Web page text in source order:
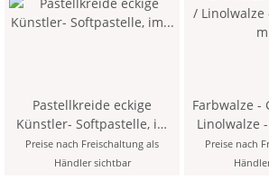
Pastellkreide eckige
Künstler- Softpastelle, im
12er Pack
Preise nach Freischaltung als
Händler sichtbar
Farbwalze -
Linolwalze
mit
Preise nach